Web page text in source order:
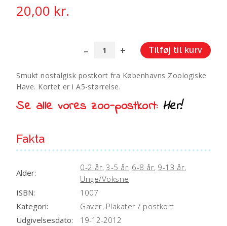
20,00 kr.
Zoo
-
(Kaspar
antal
Tilføj til kurv
A
i
Smukt nostalgisk postkort fra Københavns Zoologiske
Have. Kortet er i A5-størrelse.
Se alle vores zoo-postkort: Her!
Fakta
Alder:
0-2 år,3-5 år, 6-8 år, 9-13 år,
Unge/Voksne
ISBN:
1007
Kategori:
Gaver, Plakater / postkort
Udgivelsesdato:
19-12-2012